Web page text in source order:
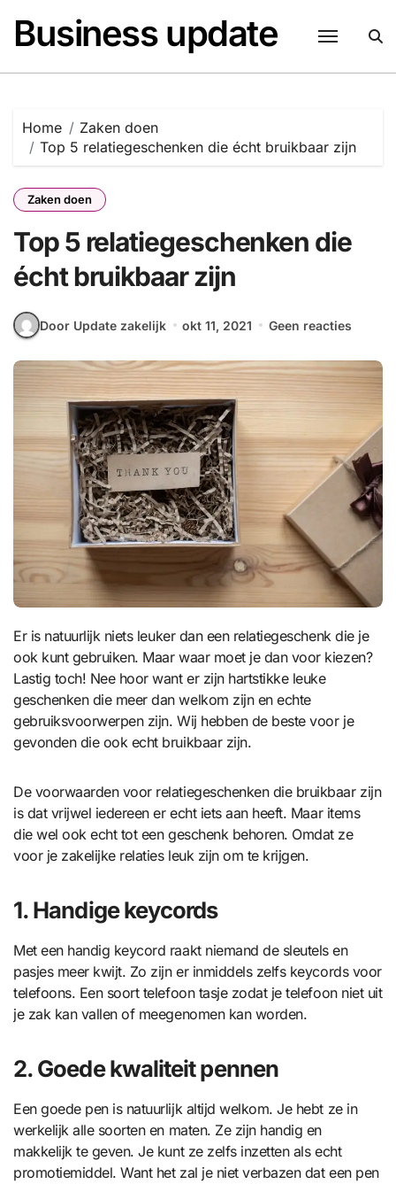
inhoud
Business update
Home
Zaken doen
Top 5 relatiegeschenken die écht bruikbaar zijn
Zaken doen
Top 5 relatiegeschenken die
écht bruikbaar zijn
Door Update zakelijk okt 11, 2021 Geen reacties
Er is natuurlijk niets leuker dan een relatiegeschenk die je
ook kunt gebruiken. Maar waar moet je dan voor kiezen?
Lastig toch! Nee hoor want er zijn hartstikke leuke
geschenken die meer dan welkom zijn en echte
gebruiksvoorwerpen zijn. Wij hebben de beste voor je
gevonden die ook echt bruikbaar zijn.
De voorwaarden voor relatiegeschenken die bruikbaar zijn
is dat vrijwel iedereen er echt iets aan heeft. Maar items
die wel ook echt tot een geschenk behoren. Omdat ze
voor je zakelijke relaties leuk zijn om te krijgen.
1. Handige keycords
Met een handig keycord raakt niemand de sleutels en
pasjes meer kwijt. Zo zijn er inmiddels zelfs keycords voor
telefoons. Een soort telefoon tasje zodat je telefoon niet uit
je zak kan vallen of meegenomen kan worden.
2. Goede kwaliteit pennen
Een goede pen is natuurlijk altijd welkom. Je hebt ze in
werkelijk alle soorten en maten. Ze zijn handig en
makkelijk te geven. Je kunt ze zelfs inzetten als echt
promotiemiddel. Want het zal je niet verbazen dat een pen